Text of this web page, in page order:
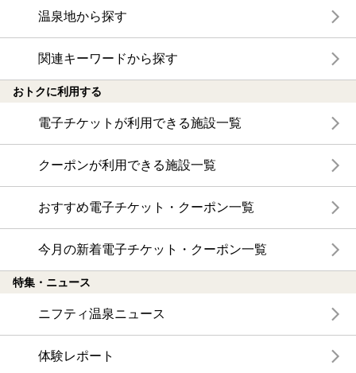
温泉地から探す
関連キーワードから探す
おトクに利用する
電子チケットが利用できる施設一覧
クーポンが利用できる施設一覧
おすすめ電子チケット・クーポン一覧
今月の新着電子チケット・クーポン一覧
特集・ニュース
ニフティ温泉ニュース
体験レポート